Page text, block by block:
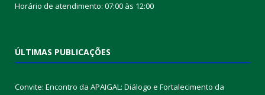
Horário de atendimento: 07:00 às 12:00
ÚLTIMAS PUBLICAÇÕES
Convite: Encontro da APAIGAL: Diálogo e Fortalecimento da